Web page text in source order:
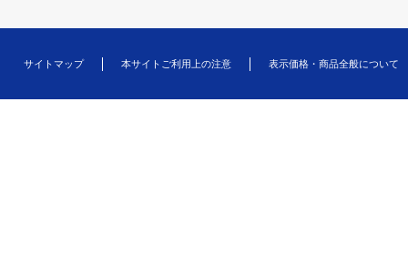
サイトマップ 本サイトご利用上の注意 表示価格・商品全般について